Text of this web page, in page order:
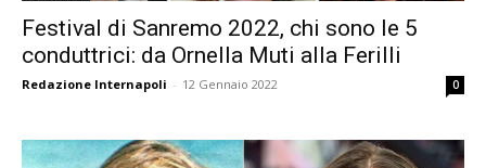
Festival di Sanremo 2022, chi sono le 5
conduttrici: da Ornella Muti alla Ferilli
Redazione Internapoli - 12 Gennaio 2022 0